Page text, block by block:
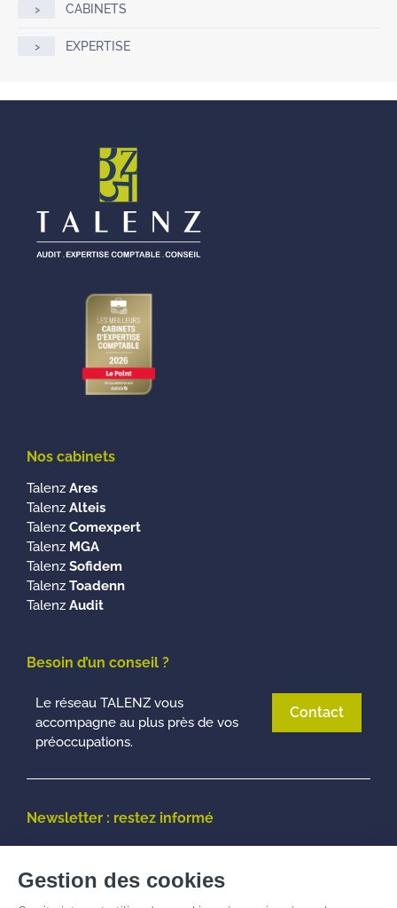
CABINETS
EXPERTISE
Nos cabinets
Talenz Ares
Talenz Alteis
Talenz Comexpert
Talenz MGA
Talenz Sofidem
Talenz Toadenn
Talenz Audit
Besoin d’un conseil ?
Le réseau TALENZ vous
accompagne au plus près de vos
préoccupations.
Contact
Newsletter : restez informé